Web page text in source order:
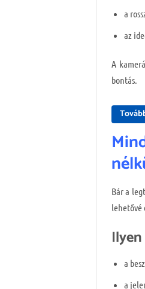
a
az
A
bontás.
Bár a
lehetővé
a
a